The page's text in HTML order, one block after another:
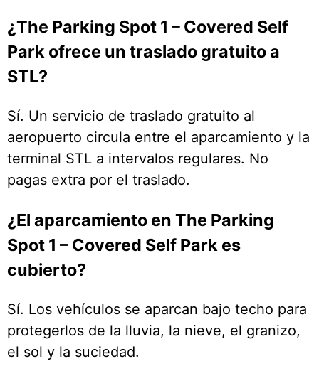
¿The Parking Spot 1 – Covered Self
Park ofrece un traslado gratuito a
STL?
Sí. Un servicio de traslado gratuito al
aeropuerto circula entre el aparcamiento y la
terminal STL a intervalos regulares. No
pagas extra por el traslado.
¿El aparcamiento en The Parking
Spot 1 – Covered Self Park es
cubierto?
Sí. Los vehículos se aparcan bajo techo para
protegerlos de la lluvia, la nieve, el granizo,
el sol y la suciedad.